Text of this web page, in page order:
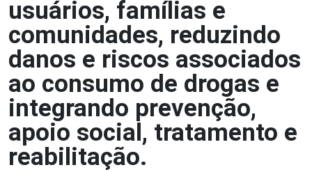
usuários, famílias e
comunidades, reduzindo
danos e riscos associados
ao consumo de drogas e
integrando prevenção,
apoio social, tratamento e
reabilitação.